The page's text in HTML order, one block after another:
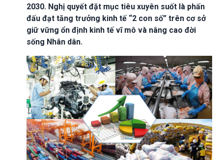
2030. Nghị quyết đặt mục tiêu xuyên suốt là phấn
đấu đạt tăng trưởng kinh tế “2 con số” trên cơ sở
giữ vững ổn định kinh tế vĩ mô và nâng cao đời
sống Nhân dân.